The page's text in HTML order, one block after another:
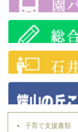
子育て支援書類